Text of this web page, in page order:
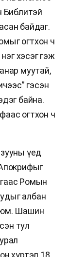
Библитэй
байдаг.
огтхон ч
хэсэг гэж
муутай,
гэсэн
байна.
огтхон ч
үед
Ромын
албан
юм. Шашин
тул
хүртэл 18